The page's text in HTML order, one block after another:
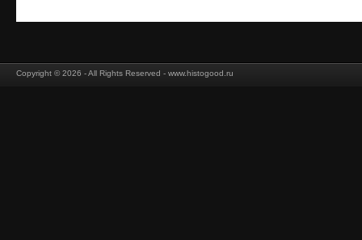
Copyright © 2026 - All Rights Reserved - www.histogood.ru